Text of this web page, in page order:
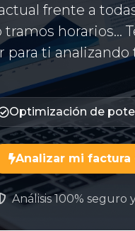
frente a
horarios...
para ti
Optimización de
Analizar mi factura
Análisis 100% seguro